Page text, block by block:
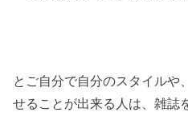
とご自分で自分のスタイルや
せることが出来る人は、雑誌